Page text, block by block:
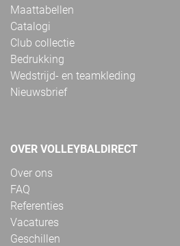
Maattabellen
Catalogi
Club collectie
Bedrukking
Wedstrijd- en teamkleding
Nieuwsbrief
OVER VOLLEYBALDIRECT
Over ons
FAQ
Referenties
Vacatures
Geschillen